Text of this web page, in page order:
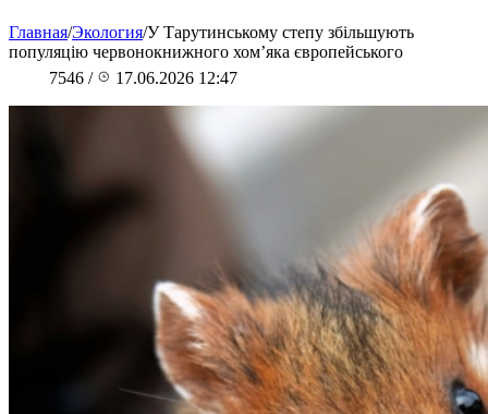
Главная/Экология/У Тарутинському степу збільшують
популяцію червонокнижного хом’яка європейського
7546 / 17.06.2026 12:47